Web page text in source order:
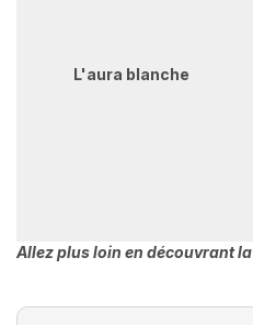
L'aura blanche
Allez plus loin en découvrant la